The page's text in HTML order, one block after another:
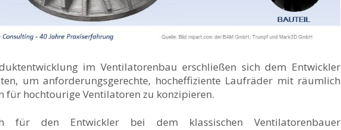
im Ventilatorenbau erschließen sich dem Entwickler
um anforderungsgerechte, hocheffiziente Laufräder mit räumlich
für hochtourige Ventilatoren zu konzipieren.
für den Entwickler bei dem klassischen Ventilatorenbauer